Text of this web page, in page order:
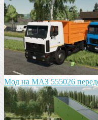
Мод на МАЗ 555026